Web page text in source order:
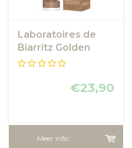
Laboratoires de
Biarritz Golden
Tinted Face
€23,90
Meer info